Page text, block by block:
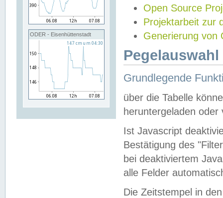
ODER - Eisenhüttenstadt
Open Source
Projektarbeit zur
Generierung von
Grundlegende
über die Tabelle
heruntergeladen oder
Ist Javascript
Bestätigung des
bei deaktiviertem
alle Felder
Die Zeitstempel in